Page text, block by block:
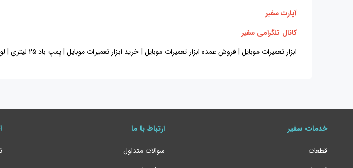
آپارت سفیر
کانال تلگرامی سفیر
ابزار تعمیرات موبایل | فروش عمده ابزار تعمیرات موبایل | خرید ابزار تعمیرات موبایل | پمپ باد 25 لیتری | لوازم تعمیرات موبایل
خدمات سفیر
قطعات
ارتباط با ما
سوالات متداول